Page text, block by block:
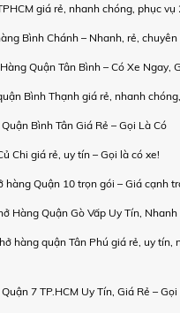
giá rẻ, nhanh chóng, phục vụ
Bình Chánh – Nhanh, rẻ,
Quận Tân Bình – Có Xe Ngay,
Bình Thạnh giá rẻ, nhanh
Bình Tân Giá Rẻ – Gọi Là Có
Chi giá rẻ, uy tín – Gọi là có xe!
hàng Quận 10 trọn gói – Giá cạnh
Hàng Quận Gò Vấp Uy Tín, Nhanh
hàng quận Tân Phú giá rẻ, uy tín,
7 TP.HCM Uy Tín, Giá Rẻ – Gọi